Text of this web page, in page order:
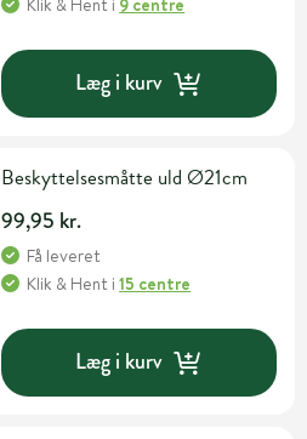
Læg i kurv
Beskyttelsesmåtte uld Ø21cm
99,95 kr.
Få leveret
Klik & Hent i15 centre
Læg i kurv